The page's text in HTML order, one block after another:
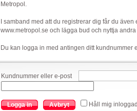
Metropol.
I samband med att du registrerar dig får du
www.metropol.se och lägga bud och nyttja
Du kan logga in med antingen ditt kundnummer
Kundnummer eller e-post
Logga in Avbryt Håll mig inloggad